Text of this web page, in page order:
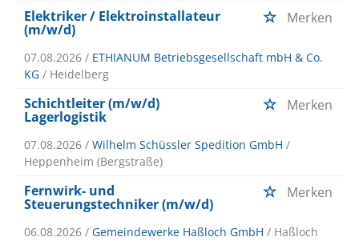
Elektriker / Elektroinstallateur
(m/w/d)
Merken
07.08.2026 / ETHIANUM Betriebsgesellschaft mbH & Co.
KG / Heidelberg
Schichtleiter (m/w/d)
Lagerlogistik
Merken
07.08.2026 / Wilhelm Schüssler Spedition GmbH /
Heppenheim (Bergstraße)
Fernwirk- und
Steuerungstechniker (m/w/d)
Merken
06.08.2026 / Gemeindewerke Haßloch GmbH / Haßloch